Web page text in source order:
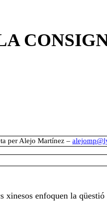
per Alejo Martínez –
xinesos enfoquen la